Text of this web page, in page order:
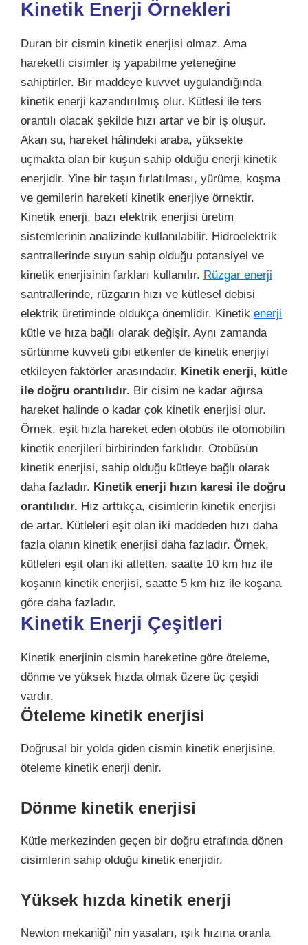
Kinetik Enerji Örnekleri
Duran bir cismin kinetik enerjisi olmaz. Ama
hareketli cisimler iş yapabilme yeteneğine
sahiptirler. Bir maddeye kuvvet uygulandığında
kinetik enerji kazandırılmış olur. Kütlesi ile ters
orantılı olacak şekilde hızı artar ve bir iş oluşur.
Akan su, hareket hâlindeki araba, yüksekte
uçmakta olan bir kuşun sahip olduğu enerji kinetik
enerjidir. Yine bir taşın fırlatılması, yürüme, koşma
ve gemilerin hareketi kinetik enerjiye örnektir.
Kinetik enerji, bazı elektrik enerjisi üretim
sistemlerinin analizinde kullanılabilir. Hidroelektrik
santrallerinde suyun sahip olduğu potansiyel ve
kinetik enerjisinin farkları kullanılır. Rüzgar enerji
santrallerinde, rüzgarın hızı ve kütlesel debisi
elektrik üretiminde oldukça önemlidir. Kinetik enerji
kütle ve hıza bağlı olarak değişir. Aynı zamanda
sürtünme kuvveti gibi etkenler de kinetik enerjiyi
etkileyen faktörler arasındadır. Kinetik enerji, kütle
ile doğru orantılıdır. Bir cisim ne kadar ağırsa
hareket halinde o kadar çok kinetik enerjisi olur.
Örnek, eşit hızla hareket eden otobüs ile otomobilin
kinetik enerjileri birbirinden farklıdır. Otobüsün
kinetik enerjisi, sahip olduğu kütleye bağlı olarak
daha fazladır. Kinetik enerji hızın karesi ile doğru
orantılıdır. Hız arttıkça, cisimlerin kinetik enerjisi
de artar. Kütleleri eşit olan iki maddeden hızı daha
fazla olanın kinetik enerjisi daha fazladır. Örnek,
kütleleri eşit olan iki atletten, saatte 10 km hız ile
koşanın kinetik enerjisi, saatte 5 km hız ile koşana
göre daha fazladır.
Kinetik Enerji Çeşitleri
Kinetik enerjinin cismin hareketine göre öteleme,
dönme ve yüksek hızda olmak üzere üç çeşidi
vardır.
Öteleme kinetik enerjisi
Doğrusal bir yolda giden cismin kinetik enerjisine,
öteleme kinetik enerji denir.
Dönme kinetik enerjisi
Kütle merkezinden geçen bir doğru etrafında dönen
cisimlerin sahip olduğu kinetik enerjidir.
Yüksek hızda kinetik enerji
Newton mekaniği’ nin yasaları, ışık hızına oranla